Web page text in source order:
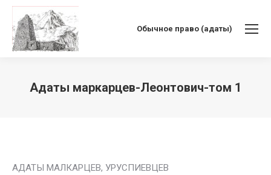
Обычное право (адаты)
Адаты маркарцев-Леонтович-том 1
АДАТЫ МАЛКАРЦЕВ, УРУСПИЕВЦЕВ